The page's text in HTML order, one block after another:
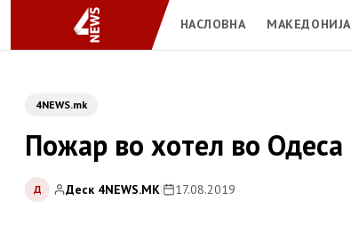
НАСЛОВНА МАКЕДОНИЈА
4NEWS.mk
Пожар во хотел во Одеса
Д Деск 4NEWS.MK| 17.08.2019